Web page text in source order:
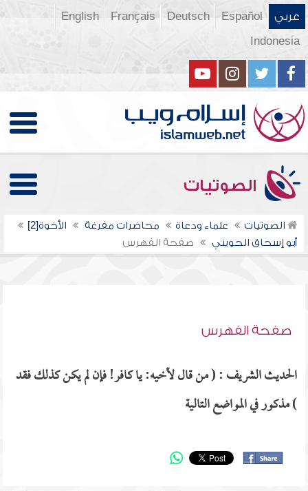
عربي Español
Deutsch
Français
English
Indonesia
الصوتيات
الصوتيات علماء ودعاة محاضرات مفرغة
الأخوة[2]
أبو إسحاق الحويني
صفحة الفهرس
صفحة الفهرس
الحديث الشريف : ( من قال لأخيه: يا كافر! فإن لم يكن كذلك فقد
) مذكور في المواضع التالية